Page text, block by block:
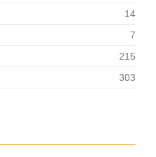
14
7
215
303